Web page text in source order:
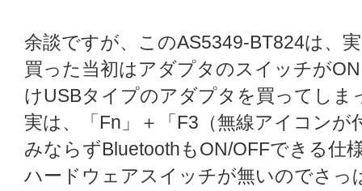
余談ですが、このAS5349-BT824は、
買った当初はアダプタのスイッチが
けUSBタイプのアダプタを買ってしま
実は、「Fn」＋「F3（無線アイコン
みならずBluetoothもON/OFFできる仕
ハードウェアスイッチが無いのでさっ